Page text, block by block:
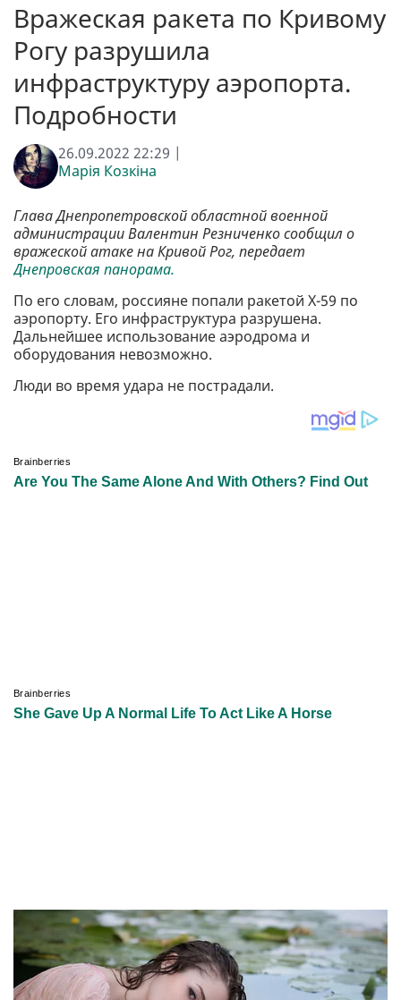
Вражеская ракета по Кривому
Рогу разрушила
инфраструктуру аэропорта.
Подробности
26.09.2022 22:29 |
Марія Козкіна
Глава Днепропетровской областной военной
администрации Валентин Резниченко сообщил о
вражеской атаке на Кривой Рог, передает
Днепровская панорама.
По его словам, россияне попали ракетой Х-59 по
аэропорту. Его инфраструктура разрушена.
Дальнейшее использование аэродрома и
оборудования невозможно.
Люди во время удара не пострадали.